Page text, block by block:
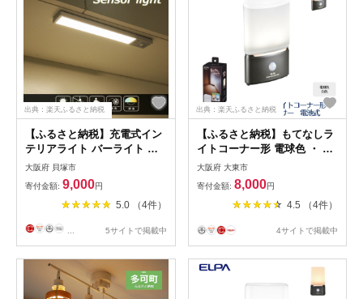
出典：楽天ふるさと納税
【ふるさと納税】充電式イン
テリアライト バーライト ス
ティック マグネット付 ステ
ンレスシール付属 人感センサ
ー機能あり 電球色 昼白色
Type-C充電 HM-84T | 充電式
LED型ライト 照明 センサー
マグネット バーライト 人感
すすめ 送料無料
大阪府 貝塚市
寄付金額: 9,000円
5.0 （4件）
5サイトで掲載中
出典：楽天ふるさと納税
【ふるさと納税】もてなしラ
イトコーナー形 電球色 ・ 白
色 人感センサー 電池式 HLH-
2202 | 大東市 ライト 照明 照
明器具 ランプ 屋内 玄関 人感
屋内照明 ledライト 自動点灯
気代不要 置き型
大阪府 大東市
寄付金額: 8,000円
4.5 （4件）
4サイトで掲載中